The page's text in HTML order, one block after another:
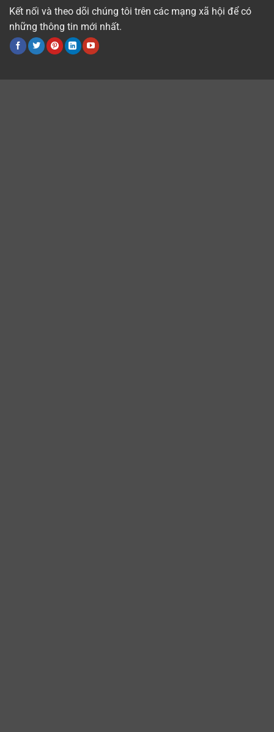
Kết nối và theo dõi chúng tôi trên các mạng xã hội để có
những thông tin mới nhất.